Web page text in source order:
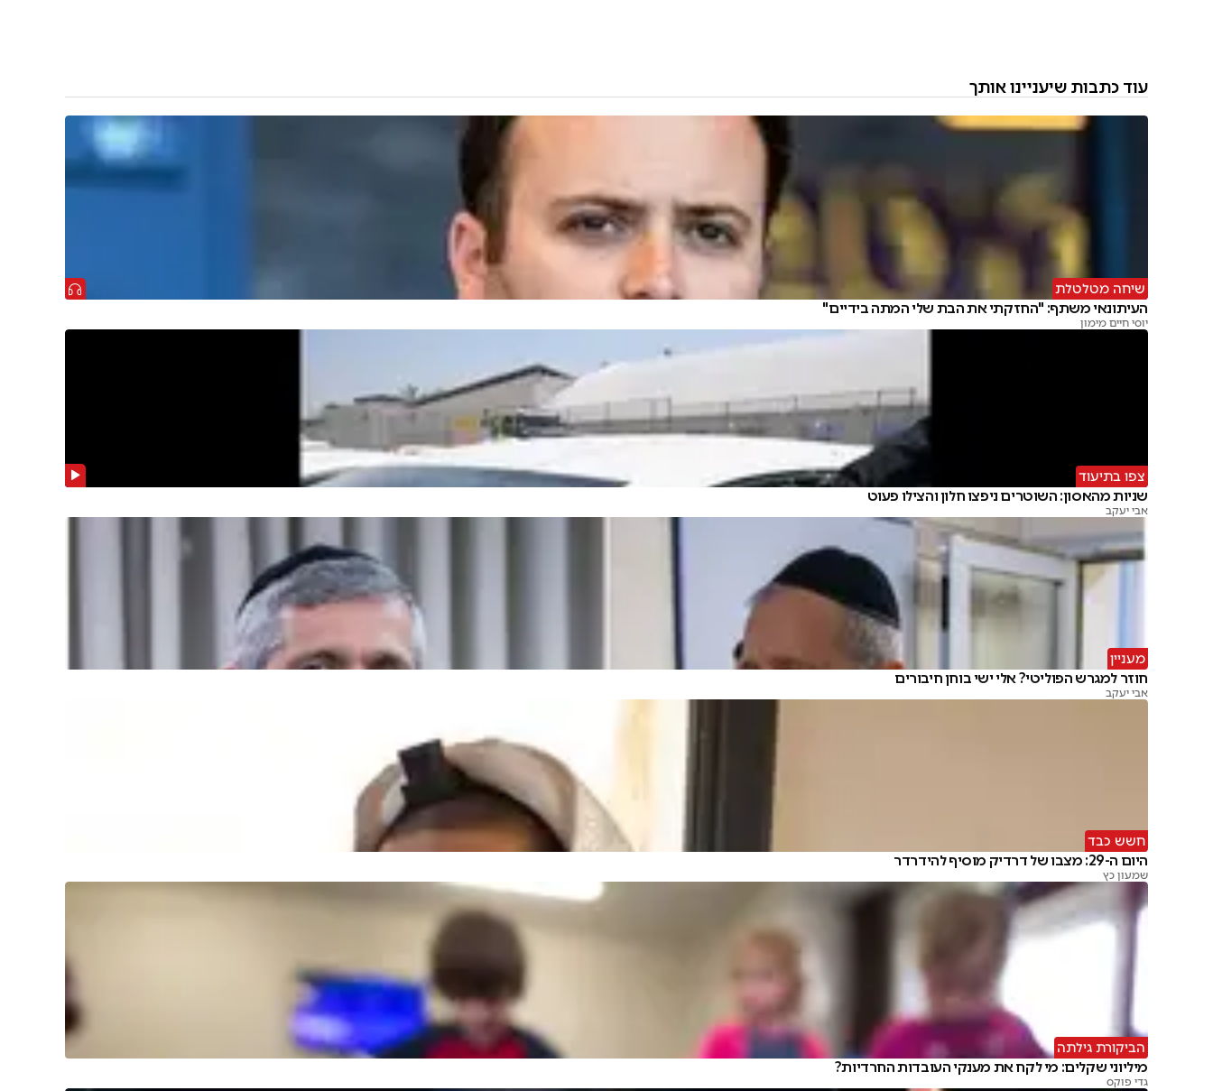
עוד כתבות שיעניינו אותך
שיחה מטלטלת
העיתונאי משתף: "החזקתי את הבת שלי המתה בידיים"
יוסי חיים מימון
צפו בתיעוד
שניות מהאסון: השוטרים ניפצו חלון והצילו פעוט
אבי יעקב
מעניין
חוזר למגרש הפוליטי? אלי ישי בוחן חיבורים
אבי יעקב
חשש כבד
היום ה-29: מצבו של דרדיק מוסיף להידרדר
שמעון כץ
הביקורת גילתה
מיליוני שקלים: מי לקח את מענקי העובדות החרדיות?
גדי פוקס